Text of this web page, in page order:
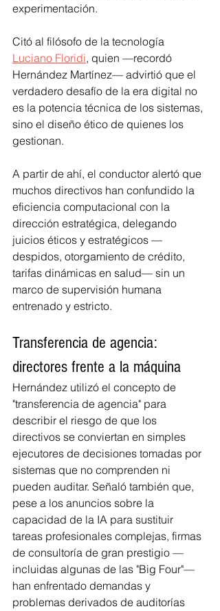
experimentación.
Citó al filósofo de la tecnología
Luciano Floridi, quien —recordó
Hernández Martínez— advirtió que el
verdadero desafío de la era digital no
es la potencia técnica de los sistemas,
sino el diseño ético de quienes los
gestionan.
A partir de ahí, el conductor alertó que
muchos directivos han confundido la
eficiencia computacional con la
dirección estratégica, delegando
juicios éticos y estratégicos —
despidos, otorgamiento de crédito,
tarifas dinámicas en salud— sin un
marco de supervisión humana
entrenado y estricto.
Transferencia de agencia:
directores frente a la máquina
Hernández utilizó el concepto de
"transferencia de agencia" para
describir el riesgo de que los
directivos se conviertan en simples
ejecutores de decisiones tomadas por
sistemas que no comprenden ni
pueden auditar. Señaló también que,
pese a los anuncios sobre la
capacidad de la IA para sustituir
tareas profesionales complejas, firmas
de consultoría de gran prestigio —
incluidas algunas de las "Big Four"—
han enfrentado demandas y
problemas derivados de auditorías